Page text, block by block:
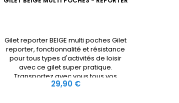
Gilet reporter BEIGE multi poches Gilet
reporter, fonctionnalité et résistance
pour tous types d'activités de loisir
avec ce gilet super pratique.
Transportez avec vous tous vos
accessoires, vos papiers, votre
Prix
29,90 €